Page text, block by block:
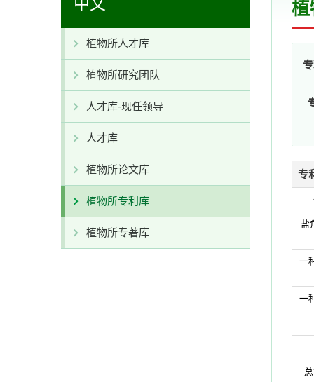
植物所人才库
植物所研究团队
人才库-现任领导
人才库
植物所论文库
植物所专利库
植物所专著库
植
专
盐
一
一